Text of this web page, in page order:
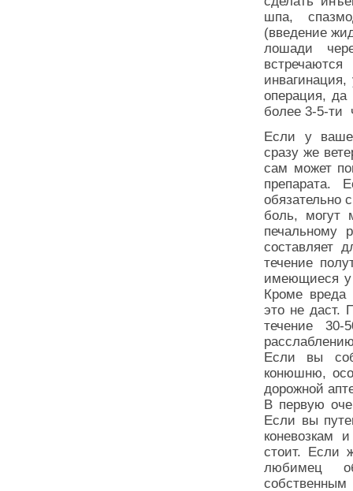
шпа,
(введение
лошади
операция,
более 3-5-ти
Если у
сразу же
сам может
препарата.
обязательно
боль, могут
печальному
составляет
течение
имеющиеся у
Кроме вреда
это не даст.
течение
Если вы
конюшню,
дорожной
В первую
Если вы
коневозкам
стоит. Если
любимец